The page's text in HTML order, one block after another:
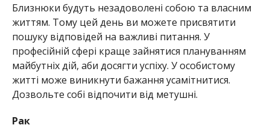
Близнюки будуть незадоволені собою та власним
життям. Тому цей день ви можете присвятити
пошуку відповідей на важливі питання. У
професійній сфері краще зайнятися плануванням
майбутніх дій, аби досягти успіху. У особистому
житті може виникнути бажання усамітнитися.
Дозвольте собі відпочити від метушні.
Рак